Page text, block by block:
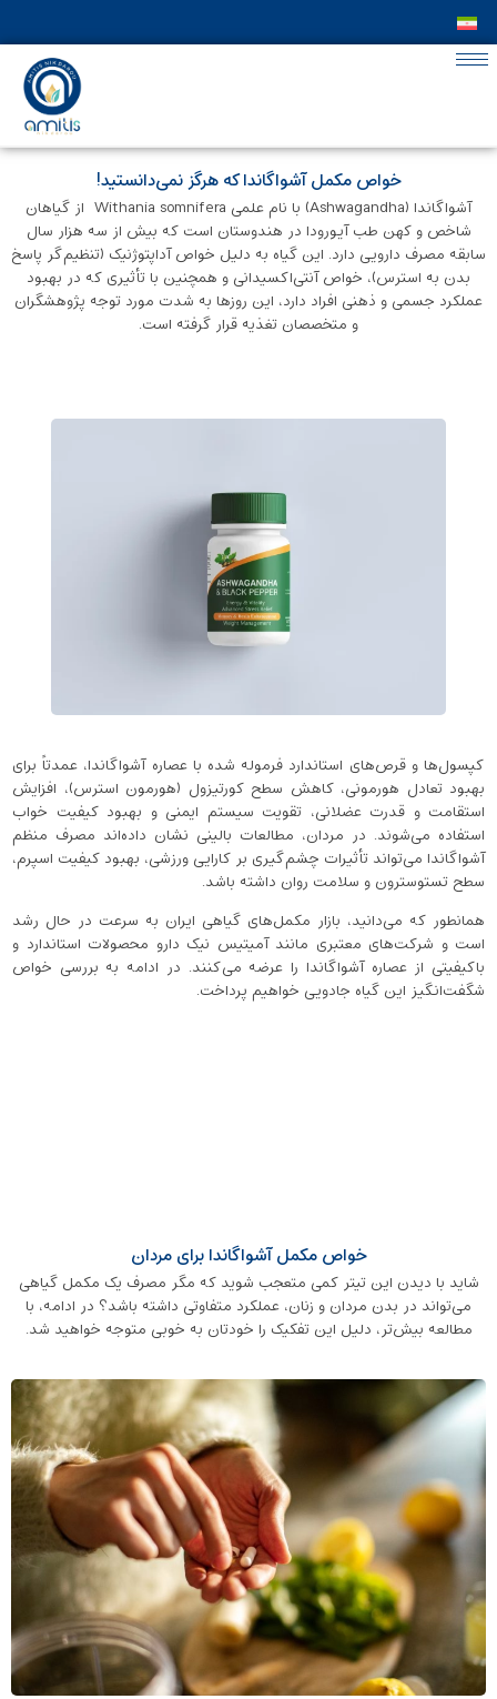
خواص مکمل آشواگاندا که هرگز نمی‌دانستید!
آشواگاندا (Ashwagandha) با نام علمی Withania somnifera از گیاهان
شاخص و کهن طب آیورودا در هندوستان است که بیش از سه هزار سال
سابقه‌ مصرف دارویی دارد. این گیاه به ‌دلیل خواص آداپتوژنیک (تنظیم‌گر پاسخ
بدن به استرس)، خواص آنتی‌اکسیدانی و همچنین با تأثیری که در بهبود
عملکرد جسمی و ذهنی افراد دارد، این روزها به شدت مورد توجه پژوهشگران
و متخصصان تغذیه‌ قرار گرفته است.
کپسول‌ها و قرص‌های استاندارد فرموله شده با عصاره‌ آشواگاندا، عمدتاً برای
بهبود تعادل هورمونی، کاهش سطح کورتیزول (هورمون استرس)، افزایش
استقامت و قدرت عضلانی، تقویت سیستم ایمنی و بهبود کیفیت خواب
استفاده می‌شوند. در مردان، مطالعات بالینی نشان داده‌اند مصرف منظم
آشواگاندا می‌تواند تأثیرات چشم‌گیری بر کارایی ورزشی، بهبود کیفیت اسپرم،
سطح تستوسترون و سلامت روان داشته باشد.
همانطور که می‌دانید، بازار مکمل‌های گیاهی ایران به سرعت در حال رشد
است و شرکت‌های معتبری مانند آمیتیس نیک‌ دارو محصولات استاندارد و
باکیفیتی از عصاره‌ آشواگاندا را عرضه می‌کنند. در ادامه به بررسی خواص
شگفت‌انگیز این گیاه جادویی خواهیم پرداخت.
خواص مکمل آشواگاندا برای مردان
شاید با دیدن این تیتر کمی متعجب شوید که مگر مصرف یک مکمل گیاهی
می‌تواند در بدن مردان و زنان، عملکرد متفاوتی داشته باشد؟ در ادامه، با
مطالعه بیش‌تر، دلیل این تفکیک را خودتان به خوبی متوجه خواهید شد.